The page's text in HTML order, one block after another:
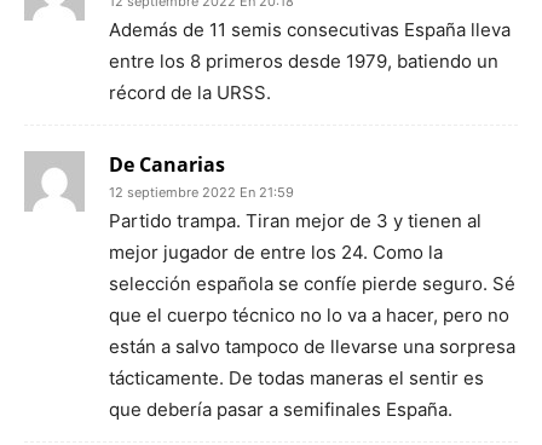
Además de 11 semis consecutivas España lleva
entre los 8 primeros desde 1979, batiendo un
récord de la URSS.
De Canarias
12 septiembre 2022 En 21:59
Partido trampa. Tiran mejor de 3 y tienen al
mejor jugador de entre los 24. Como la
selección española se confíe pierde seguro. Sé
que el cuerpo técnico no lo va a hacer, pero no
están a salvo tampoco de llevarse una sorpresa
tácticamente. De todas maneras el sentir es
que debería pasar a semifinales España.